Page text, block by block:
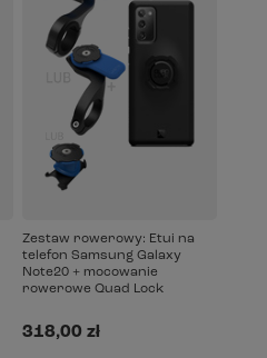
Zestaw rowerowy: Etui na
telefon Samsung Galaxy
Note20 + mocowanie
rowerowe Quad Lock
318,00 zł